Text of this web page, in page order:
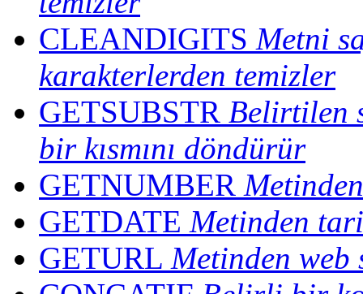
CLEANDIGITS Metni
karakterlerden temizler
GETSUBSTR Belirtilen
bir kısmını döndürür
GETNUMBER
GETDATE Metinden
GETURL Metinden